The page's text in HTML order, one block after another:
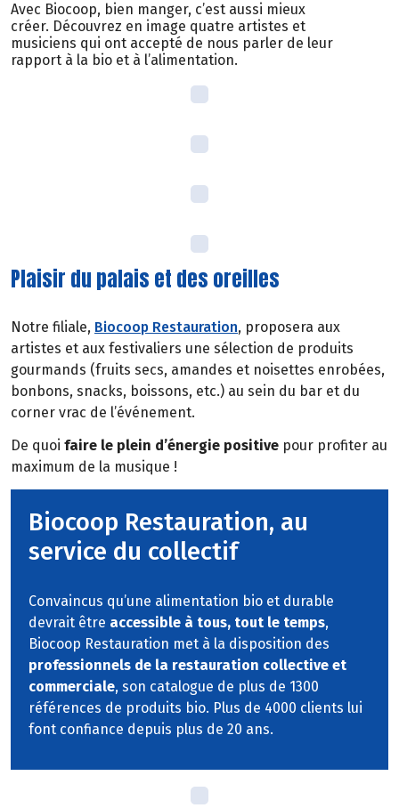
Avec Biocoop, bien manger, c’est aussi mieux
créer. Découvrez en image quatre artistes et
musiciens qui ont accepté de nous parler de leur
rapport à la bio et à l’alimentation.
Plaisir du palais et des oreilles
Notre filiale, Biocoop Restauration, proposera aux
artistes et aux festivaliers une sélection de produits
gourmands (fruits secs, amandes et noisettes enrobées,
bonbons, snacks, boissons, etc.) au sein du bar et du
corner vrac de l’événement.
De quoi faire le plein d’énergie positive pour profiter au
maximum de la musique !
Biocoop Restauration, au
service du collectif
Convaincus qu’une alimentation bio et durable
devrait être accessible à tous, tout le temps,
Biocoop Restauration met à la disposition des
professionnels de la restauration collective et
commerciale, son catalogue de plus de 1300
références de produits bio. Plus de 4000 clients lui
font confiance depuis plus de 20 ans.